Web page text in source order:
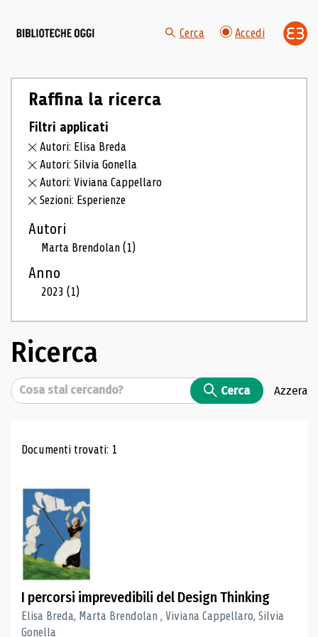
Cerca Accedi
Raffina la ricerca
Filtri applicati
Autori: Elisa Breda
Autori: Silvia Gonella
Autori: Viviana Cappellaro
Sezioni: Esperienze
Autori
Marta Brendolan(1)
Anno
2023(1)
Ricerca
Cerca Cerca Azzera
Risultati di ricerca
Documenti trovati: 1
I percorsi imprevedibili del Design Thinking
Elisa Breda, Marta Brendolan , Viviana Cappellaro, Silvia
Gonella